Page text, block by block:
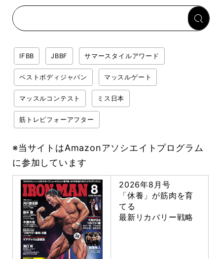
した納得の理由 木澤大祐が
IFBB JBBF サマースタイルアワード
ベストボディジャパン マッスルゲート
マッスルコンテスト ミス日本
筋トレビフォーアフター
※当サイトはAmazonアソシエイトプログラム
に参加しています
2026年8月号
「休養」が筋肉を育
てる
最新リカバリー戦略